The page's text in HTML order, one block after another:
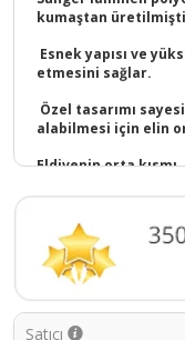
kumaştan
Esnek yapısı ve
etmesini sağlar.
Özel tasarımı
alabilmesi için elin
Eldivenin orta
delikleri sayesinde
Muay Thai, Kick
Antrenmanlarında
Slimfit kalıba
Ürünlerimizde renk
Satıcı